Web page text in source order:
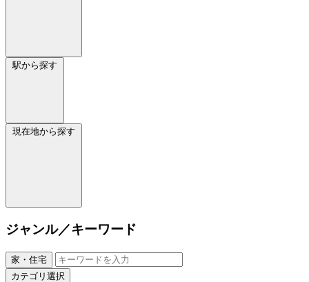
駅から探す
現在地から探す
ジャンル／キーワード
家・住宅
カテゴリ選択